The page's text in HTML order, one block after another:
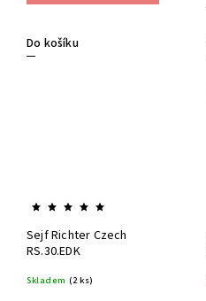
Do košíku
Sejf Richter Czech
RS.30.EDK
Skladem (2 ks)